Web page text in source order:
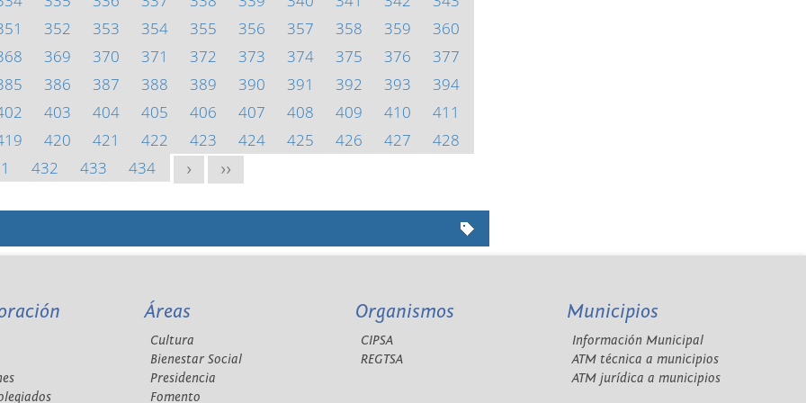
352 353 354 355 356 357 358 359
360
369 370 371 372 373 374 375 376
377
386 387 388 389 390 391 392 393
394
403 404 405 406 407 408 409 410
411
420 421 422 423 424 425 426 427
428
432 433 434 > >>
Áreas
Cultura
Bienestar Social
Presidencia
Fomento
Organismos
CIPSA
REGTSA
Municipios
Información Municipal
ATM técnica a municipios
ATM jurídica a municipios